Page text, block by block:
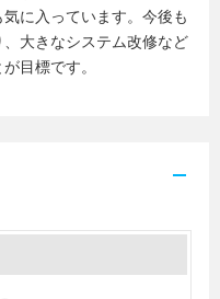
に入っています。今後も
大きなシステム改修など
目標です。